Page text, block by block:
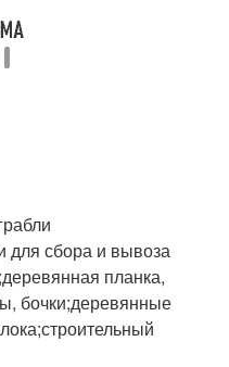
для сбора и вывоза
планка,
бочки;деревянные